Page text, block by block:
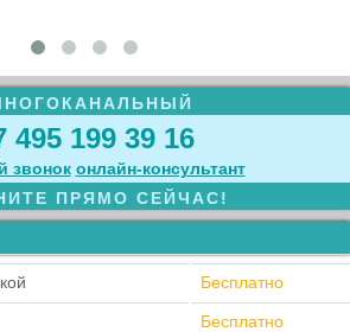
495 199 39 16
звонок онлайн‑консультант
ПРЯМО СЕЙЧАС!
Бесплатно
Бесплатно